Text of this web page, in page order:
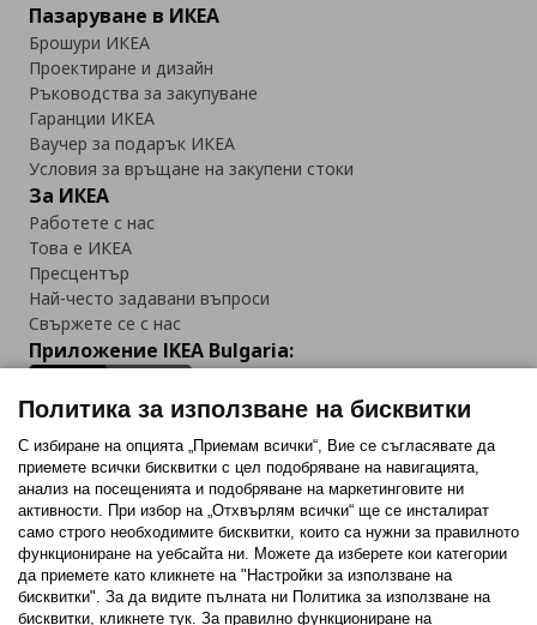
Пазаруване в ИКЕА
Брошури ИКЕА
Проектиране и дизайн
Ръководства за закупуване
Гаранции ИКЕА
Ваучер за подарък ИКЕА
Условия за връщане на закупени стоки
За ИКЕА
Работете с нас
Това е ИКЕА
Пресцентър
Най-често задавани въпроси
Свържете се с нас
Приложение IKEA Bulgaria:
Последвайте ни:
FacebookTwitterYoutubePinterestInstagram
Политика за използване на бисквитки
С избиране на опцията „Приемам всички“, Вие се съгласявате да
приемете всички бисквитки с цел подобряване на навигацията,
анализ на посещенията и подобряване на маркетинговите ни
активности. При избор на „Отхвърлям всички“ ще се инсталират
само строго необходимитe бисквитки, които са нужни за правилното
функциониране на уебсайта ни. Можете да изберете кои категории
да приемете като кликнете на "Настройки за използване на
бисквитки". За да видите пълната ни Политика за използване на
бисквитки, кликнете тук. За правилно функциониране на